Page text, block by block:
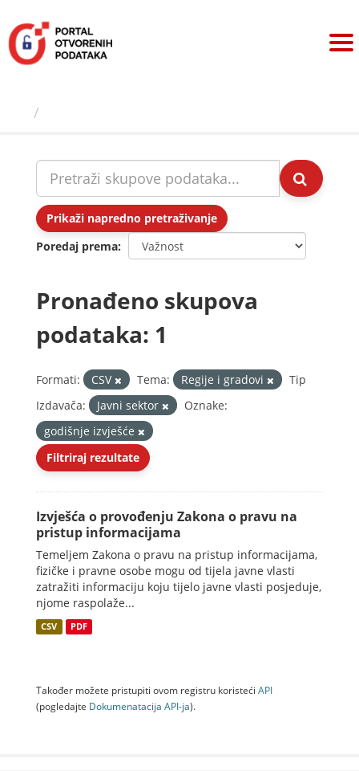
sadržaj
Prikaži napredno pretraživanje
Poredaj prema
Pronađeno skupova
podataka: 1
Formati: CSV Tema: Regije i gradovi
Tip
Izdavača:
Javni sektor
Oznake:
godišnje izvješće
Filtriraj rezultate
Izvješća o provođenju Zakona o pravu na
pristup informacijama
Temeljem Zakona o pravu na pristup informacijama,
fizičke i pravne osobe mogu od tijela javne vlasti
zatražiti informaciju koju tijelo javne vlasti posjeduje,
njome raspolaže...
CSV PDF
Također možete pristupiti ovom registru koristeći API
(pogledajte Dokumenаtаcijа API-jа).